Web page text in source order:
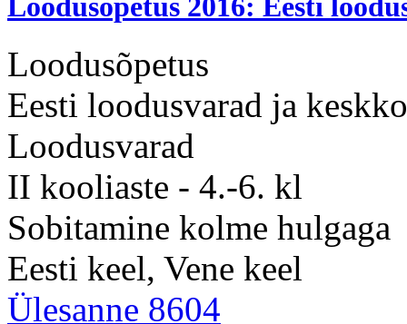
Loodusõpetus
Eesti loodusvarad ja
Loodusvarad
II kooliaste - 4.-6. kl
Sobitamine kolme hulgaga
Eesti keel, Vene keel
Ülesanne 8604